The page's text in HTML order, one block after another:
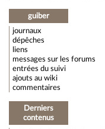
guiber
journaux
dépêches
liens
messages sur les forums
entrées du suivi
ajouts au wiki
commentaires
Derniers
contenus